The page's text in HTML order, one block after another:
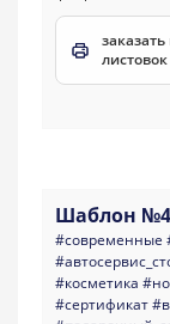
листовок
Шаблон
#современные
#косметика
#сертификат